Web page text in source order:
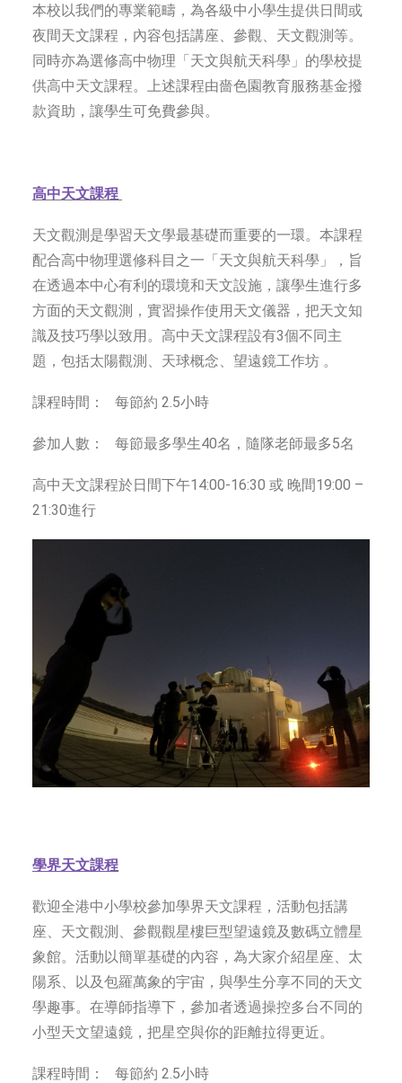
本校以我們的專業範疇，為各級中小學生提供日間或
夜間天文課程，內容包括講座、參觀、天文觀測等。
同時亦為選修高中物理「天文與航天科學」的學校提
供高中天文課程。上述課程由嗇色園教育服務基金撥
款資助，讓學生可免費參與。
高中天文課程
天文觀測是學習天文學最基礎而重要的一環。本課程
配合高中物理選修科目之一「天文與航天科學」，旨
在透過本中心有利的環境和天文設施，讓學生進行多
方面的天文觀測，實習操作使用天文儀器，把天文知
識及技巧學以致用。高中天文課程設有3個不同主
題，包括太陽觀測、天球概念、望遠鏡工作坊 。
課程時間： 每節約 2.5小時
參加人數： 每節最多學生40名，隨隊老師最多5名
高中天文課程於日間下午14:00-16:30 或 晚間19:00 –
21:30進行
學界天文課程
歡迎全港中小學校參加學界天文課程，活動包括講
座、天文觀測、參觀觀星樓巨型望遠鏡及數碼立體星
象館。活動以簡單基礎的內容，為大家介紹星座、太
陽系、以及包羅萬象的宇宙，與學生分享不同的天文
學趣事。在導師指導下，參加者透過操控多台不同的
小型天文望遠鏡，把星空與你的距離拉得更近。
課程時間： 每節約 2.5小時